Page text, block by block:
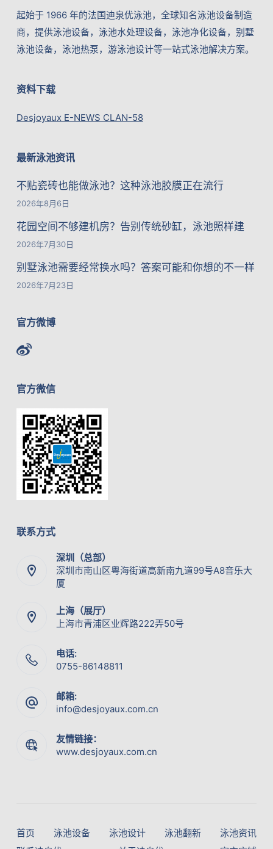
起始于 1966 年的法国迪泉优泳池，全球知名泳池设备制造
商，提供泳池设备，泳池水处理设备，泳池净化设备，别墅
泳池设备，泳池热泵，游泳池设计等一站式泳池解决方案。
资料下载
Desjoyaux E-NEWS CLAN-58
最新泳池资讯
不贴瓷砖也能做泳池？这种泳池胶膜正在流行
2026年8月6日
花园空间不够建机房？告别传统砂缸，泳池照样建
2026年7月30日
别墅泳池需要经常换水吗？答案可能和你想的不一样
2026年7月23日
官方微博
官方微信
联系方式
深圳（总部）
深圳市南山区粤海街道高新南九道99号A8音乐大
厦
上海（展厅）
上海市青浦区业辉路222弄50号
电话:
0755-86148811
邮箱:
info@desjoyaux.com.cn
友情链接：
www.desjoyaux.com.cn
首页 泳池设备 泳池设计 泳池翻新
泳池资讯